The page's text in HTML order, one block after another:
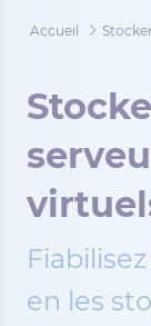
Accueil
en les